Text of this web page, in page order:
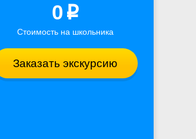
0 p
Стоимость на школьника
Заказать экскурсию